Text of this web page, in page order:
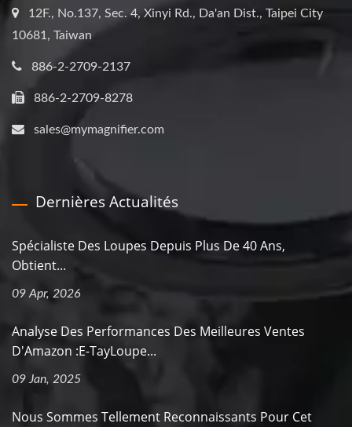
12F., No.137, Sec. 4, Xinyi Rd., Da'an Dist., Taipei City
10681, Taiwan
886-2-2709-2137
886-2-2709-8278
sales@mymagnifier.com
Dernières Actualités
Spécialiste Des Loupes Depuis Plus De 40 Ans,
Obtient...
09 Apr, 2026
Analyse Des Performances Des Meilleures Ventes
D'Amazon :E-TayLoupe...
09 Jan, 2025
Nous Sommes Tellement Reconnaissants Pour Cet